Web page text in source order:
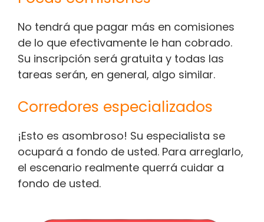
No tendrá que pagar más en comisiones
de lo que efectivamente le han cobrado.
Su inscripción será gratuita y todas las
tareas serán, en general, algo similar.
Corredores especializados
¡Esto es asombroso! Su especialista se
ocupará a fondo de usted. Para arreglarlo,
el escenario realmente querrá cuidar a
fondo de usted.